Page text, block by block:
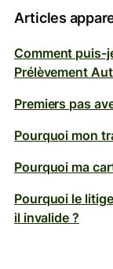
Articles
Comment puis-
Prélèvement
Premiers pas
Pourquoi mon
Pourquoi ma
Pourquoi le
il invalide ?